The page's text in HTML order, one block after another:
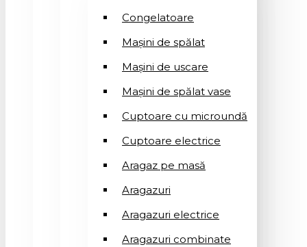
Congelatoare
Mașini de spălat
Mașini de uscare
Mașini de spălat vase
Cuptoare cu microundă
Cuptoare electrice
Aragaz pe masă
Aragazuri
Aragazuri electrice
Aragazuri combinate